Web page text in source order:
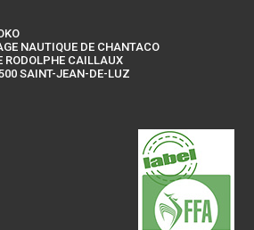
NAUTIQUE DE CHANTACO
RODOLPHE CAILLAUX
SAINT-JEAN-DE-LUZ